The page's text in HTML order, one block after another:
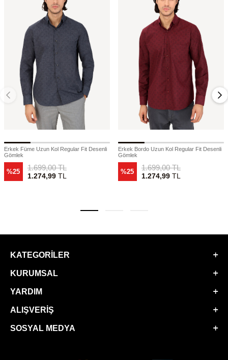
Erkek Füme Uzun Kol Regular Fit Desenli
Gömlek
%25 1.699,00TL
1.274,99TL
Erkek Bordo Uzun Kol Regular Fit Desenli
Gömlek
%25 1.699,00TL
1.274,99TL
KATEGORILER
KURUMSAL
YARDIM
ALIŞVERIŞ
SOSYAL MEDYA